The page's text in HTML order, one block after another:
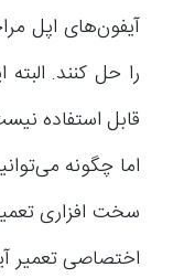
آیفون‌های اپل
را حل کنند.
قابل استفاده
سخت افزاری
اختصاصی تعمیر